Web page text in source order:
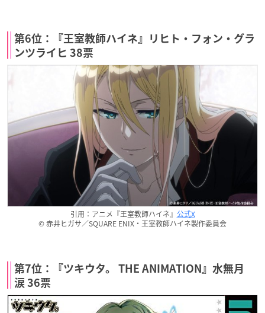
第6位：『王室教師ハイネ』リヒト・フォン・グラ
ンツライヒ 38票
引用：アニメ『王室教師ハイネ』 公式X
© 赤井ヒガサ／SQUARE ENIX・王室教師ハイネ製作委員会
第7位：『ツキウタ。 THE ANIMATION』水無月
涙 36票